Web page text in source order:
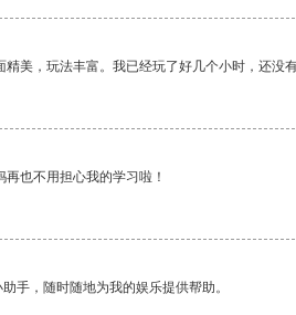
精美，玩法丰富。我已经玩了好几个小时，还没
也不用担心我的学习啦！
手，随时随地为我的娱乐提供帮助。